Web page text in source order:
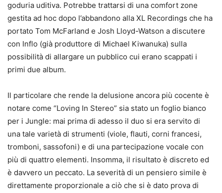
goduria uditiva. Potrebbe trattarsi di una comfort zone
gestita ad hoc dopo l’abbandono alla XL Recordings che ha
portato Tom McFarland e Josh Lloyd-Watson a discutere
con Inflo (già produttore di Michael Kiwanuka) sulla
possibilità di allargare un pubblico cui erano scappati i
primi due album.
Il particolare che rende la delusione ancora più cocente è
notare come “Loving In Stereo” sia stato un foglio bianco
per i Jungle: mai prima di adesso il duo si era servito di
una tale varietà di strumenti (viole, flauti, corni francesi,
tromboni, sassofoni) e di una partecipazione vocale con
più di quattro elementi. Insomma, il risultato è discreto ed
è davvero un peccato. La severità di un pensiero simile è
direttamente proporzionale a ciò che si è dato prova di